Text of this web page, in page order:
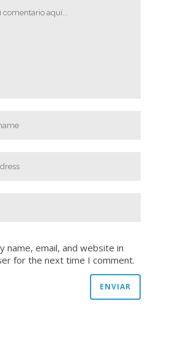
name, email, and website in
for the next time I comment.